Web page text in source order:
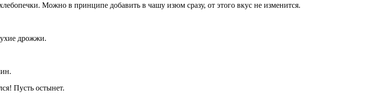
Можно в принципе добавить в чашу изюм сразу, от этого вкус не изменится.
дрожжи.
Пусть остынет.